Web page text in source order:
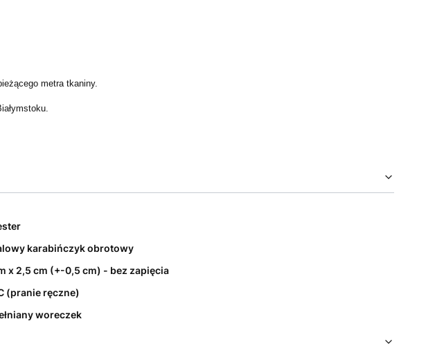
metra tkaniny.
karabińczyk obrotowy
x 2,5 cm (+-0,5 cm) - bez zapięcia
(pranie ręczne)
woreczek